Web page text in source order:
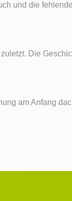
und die
Die
am Anfang